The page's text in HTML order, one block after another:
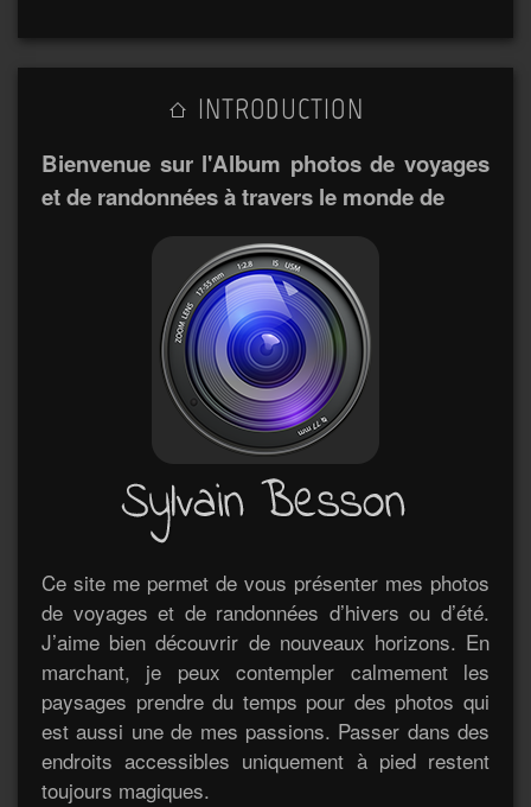
INTRODUCTION
Bienvenue sur l'Album photos de voyages
et de randonnées à travers le monde de
Ce site me permet de vous présenter mes photos
de voyages et de randonnées d’hivers ou d’été.
J’aime bien découvrir de nouveaux horizons. En
marchant, je peux contempler calmement les
paysages prendre du temps pour des photos qui
est aussi une de mes passions. Passer dans des
endroits accessibles uniquement à pied restent
toujours magiques.